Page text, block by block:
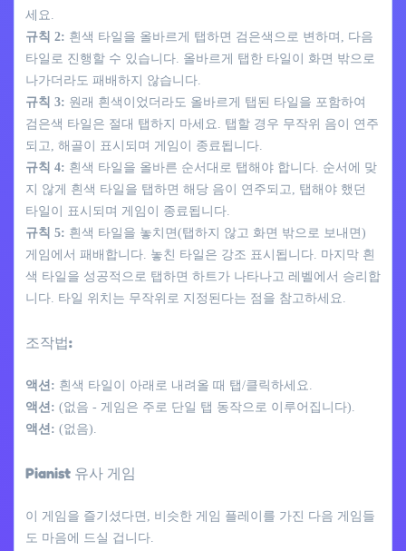
세요.
규칙 2: 흰색 타일을 올바르게 탭하면 검은색으로 변하며, 다음
타일로 진행할 수 있습니다. 올바르게 탭한 타일이 화면 밖으로
나가더라도 패배하지 않습니다.
규칙 3: 원래 흰색이었더라도 올바르게 탭된 타일을 포함하여
검은색 타일은 절대 탭하지 마세요. 탭할 경우 무작위 음이 연주
되고, 해골이 표시되며 게임이 종료됩니다.
규칙 4: 흰색 타일을 올바른 순서대로 탭해야 합니다. 순서에 맞
지 않게 흰색 타일을 탭하면 해당 음이 연주되고, 탭해야 했던
타일이 표시되며 게임이 종료됩니다.
규칙 5: 흰색 타일을 놓치면(탭하지 않고 화면 밖으로 보내면)
게임에서 패배합니다. 놓친 타일은 강조 표시됩니다. 마지막 흰
색 타일을 성공적으로 탭하면 하트가 나타나고 레벨에서 승리합
니다. 타일 위치는 무작위로 지정된다는 점을 참고하세요.
조작법:
액션: 흰색 타일이 아래로 내려올 때 탭/클릭하세요.
액션: (없음 - 게임은 주로 단일 탭 동작으로 이루어집니다).
액션: (없음).
Pianist 유사 게임
이 게임을 즐기셨다면, 비슷한 게임 플레이를 가진 다음 게임들
도 마음에 드실 겁니다.